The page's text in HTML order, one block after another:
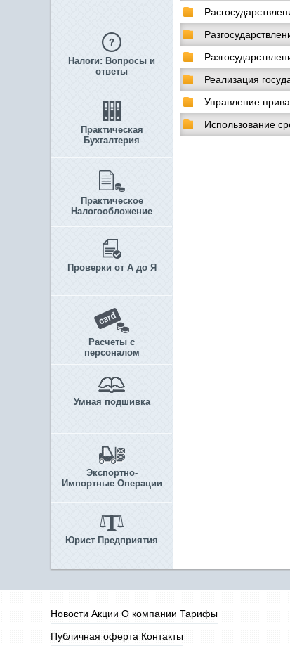
Налоги: Вопросы и
ответы
Практическая
Бухгалтерия
Практическое
Налогообложение
Проверки от А до Я
Расчеты с
персоналом
Умная подшивка
Экспортно-
Импортные Операции
Юрист Предприятия
Реализация
Управление
Использование
Новости Акции О компании Тарифы
Публичная оферта Контакты